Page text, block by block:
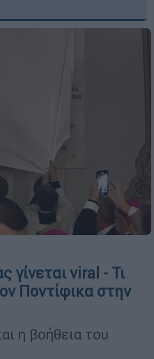
γίνεται viral - Τι
Ποντίφικα στην
η βοήθεια του